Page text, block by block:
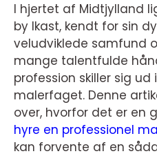
I hjertet af Midtjylland
by Ikast, kendt for sin
veludviklede samfund
mange talentfulde
profession skiller sig
malerfaget. Denne
over, hvorfor det er en
hyre en professionel
kan forvente af en